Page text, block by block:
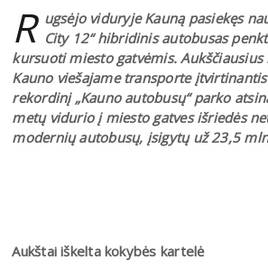
R ugsėjo viduryje Kauną pasiekęs
City 12“ hibridinis autobusas
kursuoti miesto gatvėmis.
Kauno viešajame transporte
rekordinį „Kauno autobusų“ parko
metų vidurio į miesto gatves išriedės
modernių autobusų, įsigytų už 23,5
Aukštai iškelta kokybės kartelė